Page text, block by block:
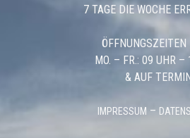
7 TAGE DIE WOCHE
ÖFFNUNGSZEITEN
MO. – FR.: 09 UHR –
& AUF
IMPRESSUM –